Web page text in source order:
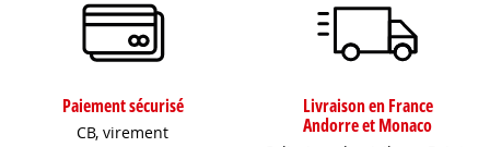
Paiement sécurisé
CB, virement
Livraison en France
Andorre et Monaco